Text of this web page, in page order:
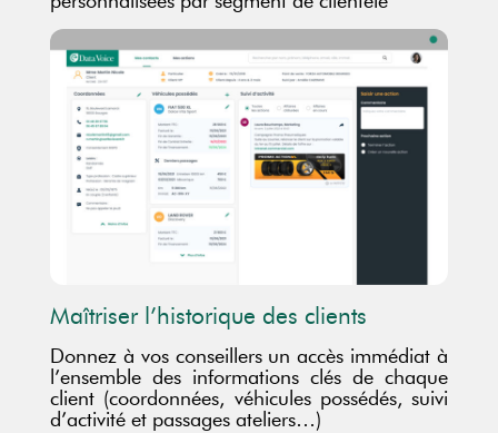
Maîtriser l’historique des clients
Donnez à vos conseillers un accès immédiat à
l’ensemble des informations clés de chaque
client (coordonnées, véhicules possédés, suivi
d’activité et passages ateliers…)